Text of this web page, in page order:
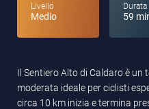
Livello
Medio
Durata
59
Il Sentiero Alto di Caldaro è
moderata ideale per ciclisti
circa 10 km inizia e termina